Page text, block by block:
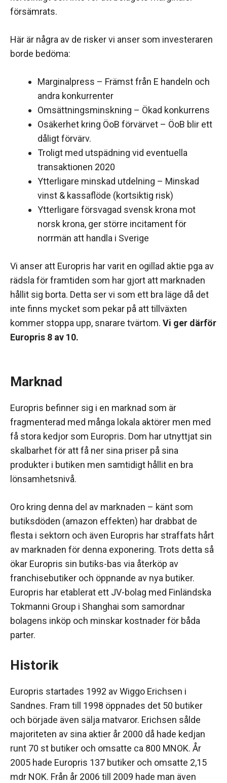
försämrats.
Här är några av de risker vi anser som investeraren
borde bedöma:
Marginalpress – Främst från E handeln och
andra konkurrenter
Omsättningsminskning – Ökad konkurrens
Osäkerhet kring ÖoB förvärvet – ÖoB blir ett
dåligt förvärv.
Troligt med utspädning vid eventuella
transaktionen 2020
Ytterligare minskad utdelning – Minskad
vinst & kassaflöde (kortsiktig risk)
Ytterligare försvagad svensk krona mot
norsk krona, ger större incitament för
norrmän att handla i Sverige
Vi anser att Europris har varit en ogillad aktie pga av
rädsla för framtiden som har gjort att marknaden
hållit sig borta. Detta ser vi som ett bra läge då det
inte finns mycket som pekar på att tillväxten
kommer stoppa upp, snarare tvärtom. Vi ger därför
Europris 8 av 10.
Marknad
Europris befinner sig i en marknad som är
fragmenterad med många lokala aktörer men med
få stora kedjor som Europris. Dom har utnyttjat sin
skalbarhet för att få ner sina priser på sina
produkter i butiken men samtidigt hållit en bra
lönsamhetsnivå.
Oro kring denna del av marknaden – känt som
butiksdöden (amazon effekten) har drabbat de
flesta i sektorn och även Europris har straffats hårt
av marknaden för denna exponering. Trots detta så
ökar Europris sin butiks-bas via återköp av
franchisebutiker och öppnande av nya butiker.
Europris har etablerat ett JV-bolag med Finländska
Tokmanni Group i Shanghai som samordnar
bolagens inköp och minskar kostnader för båda
parter.
Historik
Europris startades 1992 av Wiggo Erichsen i
Sandnes. Fram till 1998 öppnades det 50 butiker
och började även sälja matvaror. Erichsen sålde
majoriteten av sina aktier år 2000 då hade kedjan
runt 70 st butiker och omsatte ca 800 MNOK. År
2005 hade Europris 137 butiker och omsatte 2,15
mdr NOK. Från år 2006 till 2009 hade man även